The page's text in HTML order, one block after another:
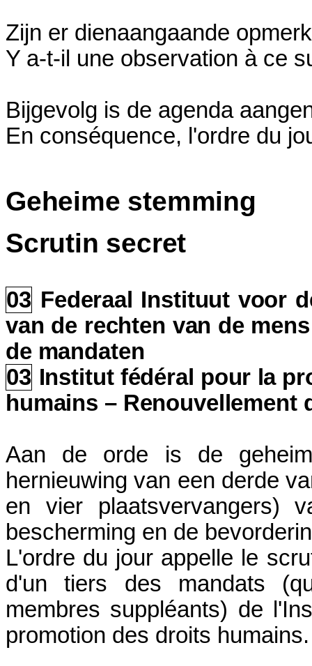
Zijn er dienaangaande
Y a-t-il une observation à ce
Bijgevolg is de agenda
En conséquence, l'ordre du
Geheime stemming
Scrutin secret
03 Federaal Instituut voor
van de rechten van de
de mandaten
03 Institut fédéral pour la
humains – Renouvellement
Aan de orde is de
hernieuwing van een derde
en vier plaatsvervangers)
bescherming en de
L'ordre du jour appelle le
d'un tiers des mandats
membres suppléants) de
promotion des droits humains.